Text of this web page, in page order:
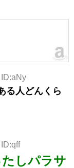
る人どんくら
しパラサ